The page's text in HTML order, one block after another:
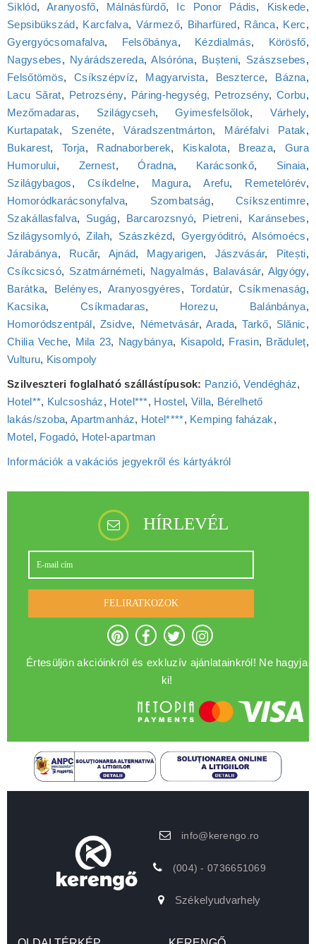
Siklód, Aranyosfő, Málnásfürdő, Ic Ponor Pádis, Kiskede,
Sepsibükszád, Karcfalva, Vármező, Biharfüred, Rânca, Kerc,
Gyergyócsomafalva, Felsőbánya, Kézdialmás, Körösfő,
Nagysebes, Nyárádszereda,Alsóróna, Bușteni, Szászsebes,
Felsőtömös, Csíkszépvíz, Magyarvista, Beszterce, Bázna,
Lacu Sărat, Petrozsény, Páring-hegység, Petrozsény,Corbu,
Mezőmadaras, Szilágycseh,Gyimesfelsőlok, Várhely,
Kurtapatak, Szenéte,Váradszentmárton, Máréfalvi Patak,
Bukarest,Torja, Radnaborberek, Kiskalota, Breaza, Gura
Humorului, Zernest,Óradna, Karácsonkő, Sinaia,
Szilágybagos,Csíkdelne, Magura,Arefu, Remetelórév,
Homoródkarácsonyfalva, Szombatság, Csíkszentimre,
Szakállasfalva, Sugág, Barcarozsnyó, Pietreni, Karánsebes,
Szilágysomlyó,Zilah, Szászkézd, Gyergyóditró, Alsómoécs,
Járabánya, Rucăr, Ajnád, Magyarigen, Jászvásár, Pitești,
Csíkcsicsó, Szatmárnémeti, Nagyalmás, Balavásár, Algyógy,
Barátka, Belényes, Aranyosgyéres,Tordatúr,Csíkmenaság,
Kacsika, Csíkmadaras, Horezu, Balánbánya,
Homoródszentpál, Zsidve, Németvásár, Arada,Tarkő, Slănic,
Chilia Veche, Mila 23, Nagybánya, Kisapold, Frasin, Brăduleț,
Vulturu, Kisompoly
Szilveszteri foglalható szállástípusok: Panzió,Vendégház,
Hotel**, Kulcsosház, Hotel***, Hostel, Villa, Bérelhető
lakás/szoba, Apartmanház, Hotel****, Kemping faházak,
Motel, Fogadó, Hotel‑apartman
Információk a vakációs jegyekről és kártyákról
HÍRLEVÉL
FELIRATKOZOK
Értesüljön akcióinkról és exkluzív ajánlatainkról! Ne hagyja
ki!
info@kerengo.ro
(004) - 0736651069
Székelyudvarhely